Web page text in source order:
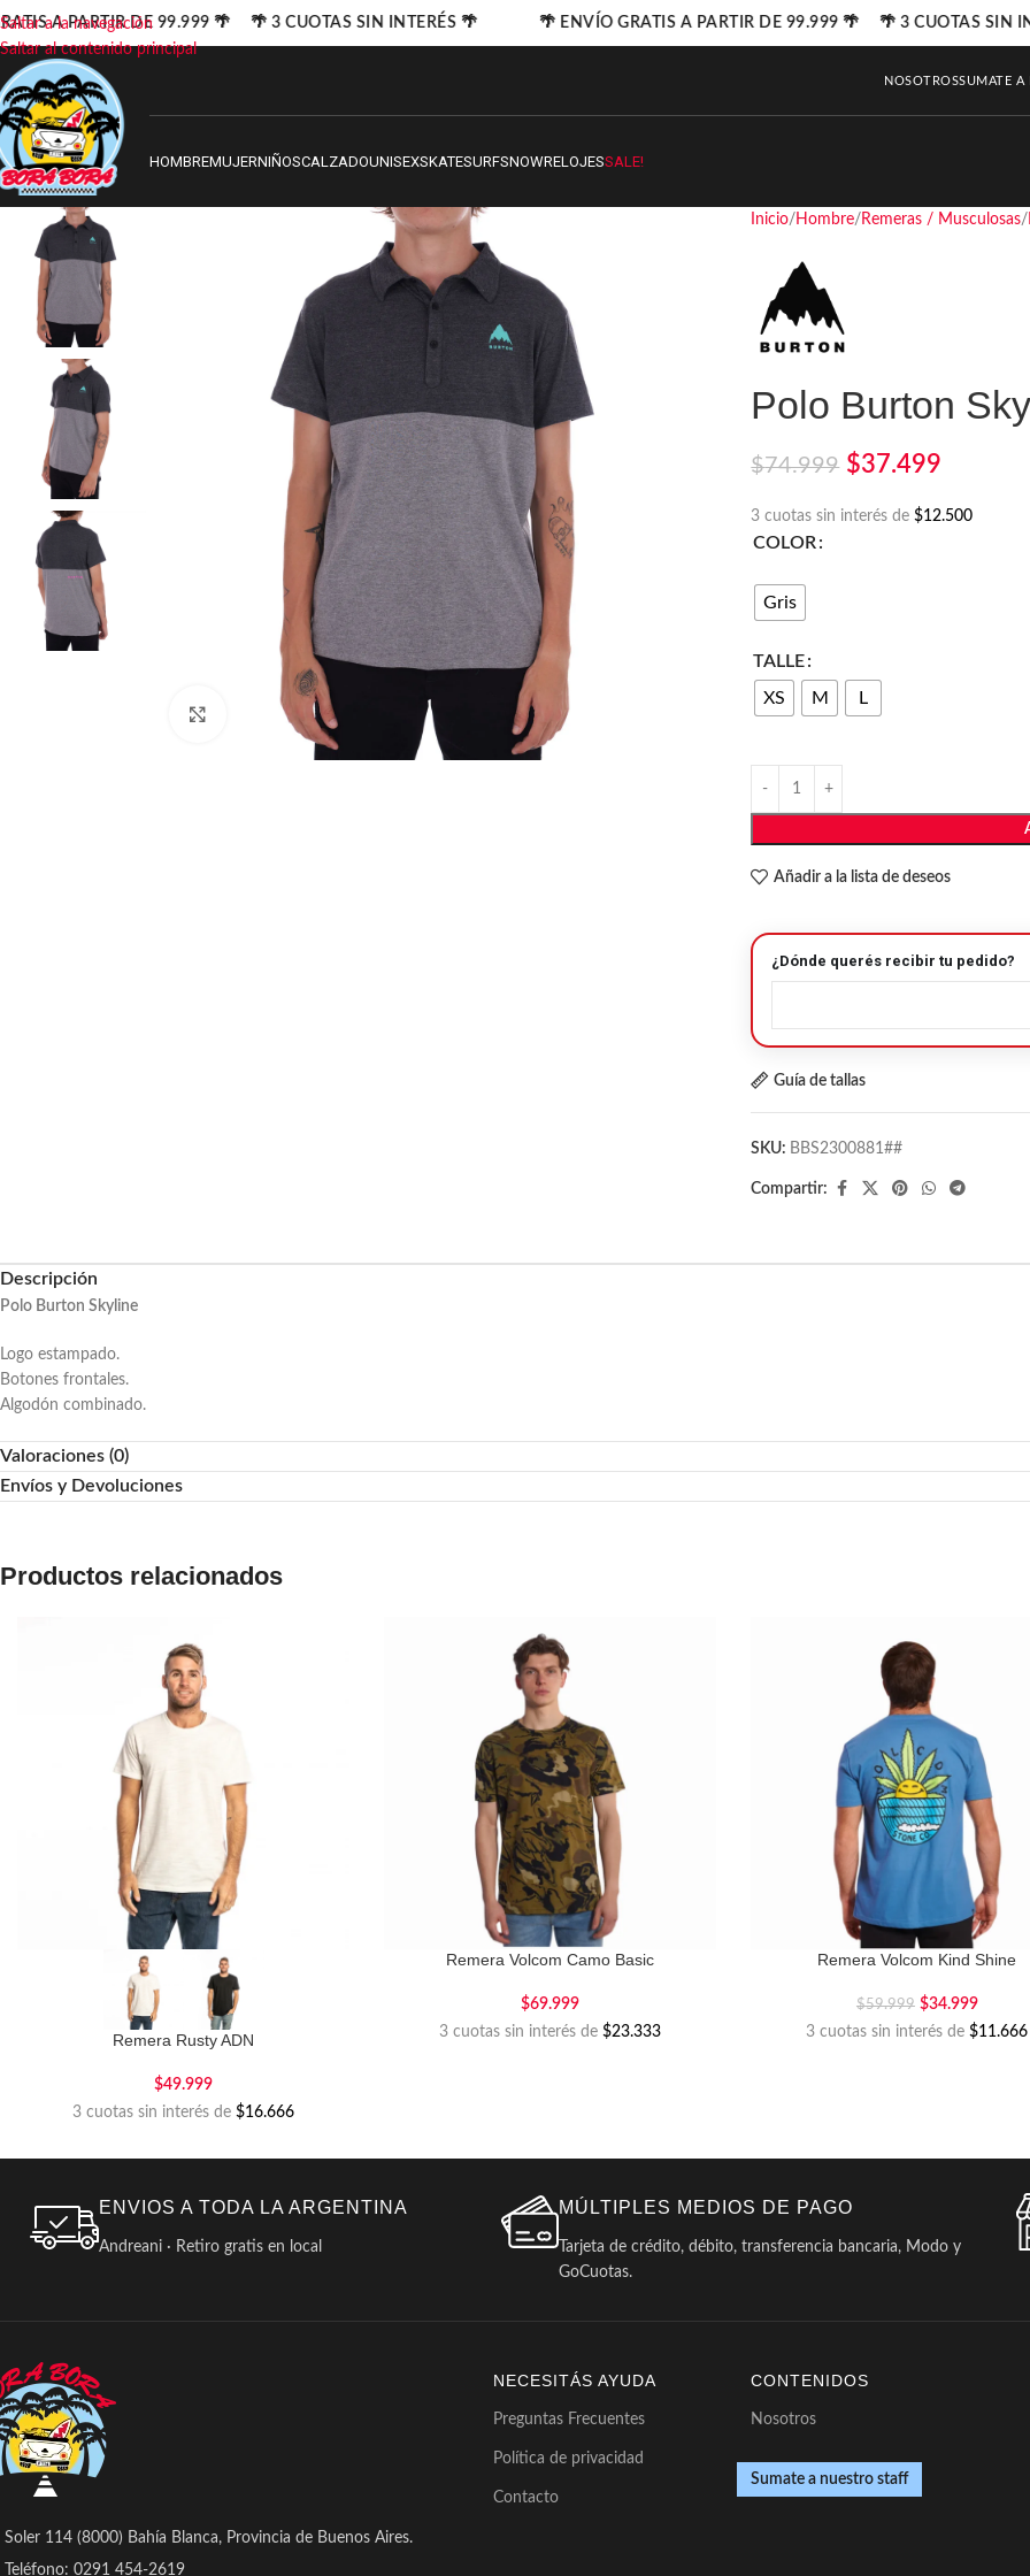
Saltar a la navegación
Saltar al contenido principal
NOSOTROSSUMATE A
HOMBREMUJERNIÑOSCALZADOUNISEXSKATESURFSNOWRELOJESSALE!
Haga clic para ampliar
Inicio Hombre Remeras / Musculosas
Polo Burton
$74.999 $37.499
3 cuotas sin interés de$12.500
COLOR
Gris
TALLE
XS
M L
Añadir a la lista de deseos
¿Dónde querés recibir tu pedido?
Guía de tallas
SKU: BBS2300881##
Compartir:
Descripción
Polo Burton Skyline
Logo estampado.
Botones frontales.
Algodón combinado.
Valoraciones (0)
Envíos y Devoluciones
Productos relacionados
Remera Rusty ADN
$49.999
3 cuotas sin interés de$16.666
Remera Volcom Camo Basic
$69.999
3 cuotas sin interés de$23.333
Remera Volcom Kind Shine
$59.999 $34.999
3 cuotas sin interés de$11.666
ENVIOS A TODA LA ARGENTINA
Andreani · Retiro gratis en local
MÚLTIPLES MEDIOS DE PAGO
Tarjeta de crédito, débito, transferencia bancaria, Modo y
GoCuotas.
Soler 114 (8000) Bahía Blanca, Provincia de Buenos Aires.
Teléfono: 0291 454-2619
NECESITÁS AYUDA
Preguntas Frecuentes
Política de privacidad
Contacto
CONTENIDOS
Nosotros
Sumate a nuestro staff
A PARTIR DE 99.999 🌴 🌴 3 CUOTAS SIN INTERÉS 🌴 🌴 ENVÍO GRATIS A PARTIR DE 99.999 🌴 🌴 3 CUOTAS SIN